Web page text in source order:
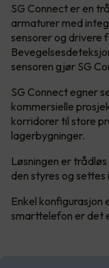
SG Connect er en
armaturer med
sensorer og drivere
sensoren gjør SG
SG Connect egner
kommersielle
korridorer til store
lagerbygninger.
Løsningen er
den styres og
Enkel konfigurasjon
smarttelefon er det